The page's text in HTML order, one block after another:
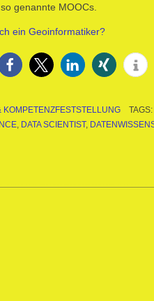
genannte MOOCs.
ein Geoinformatiker?
TAGS:
DATA SCIENTIST,